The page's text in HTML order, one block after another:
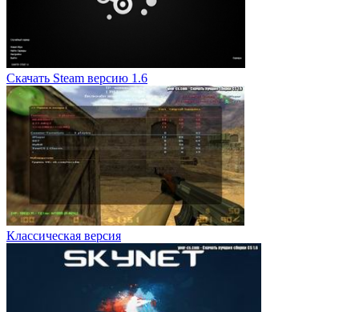
Скачать Steam версию 1.6
Классическая версия